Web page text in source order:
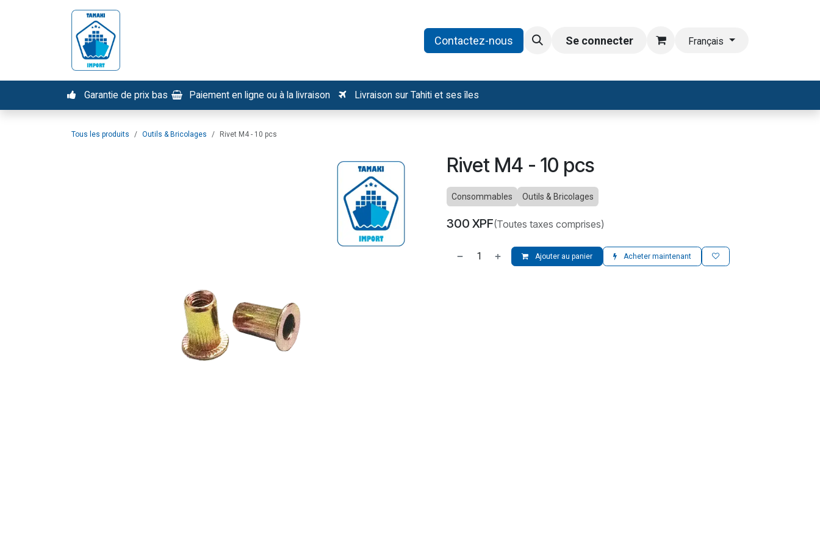
RecrutementContactez-nous Se connecter Français
Garantie de prix bas Paiement en ligne ou à la livraison Livraison sur Tahiti et ses îles
Tous les produits Outils & Bricolages Rivet M4 - 10 pcs
Rivet M4 - 10 pcs
Consommables Outils & Bricolages
300 XPF(Toutes taxes comprises)
Ajouter au panier Acheter maintenant